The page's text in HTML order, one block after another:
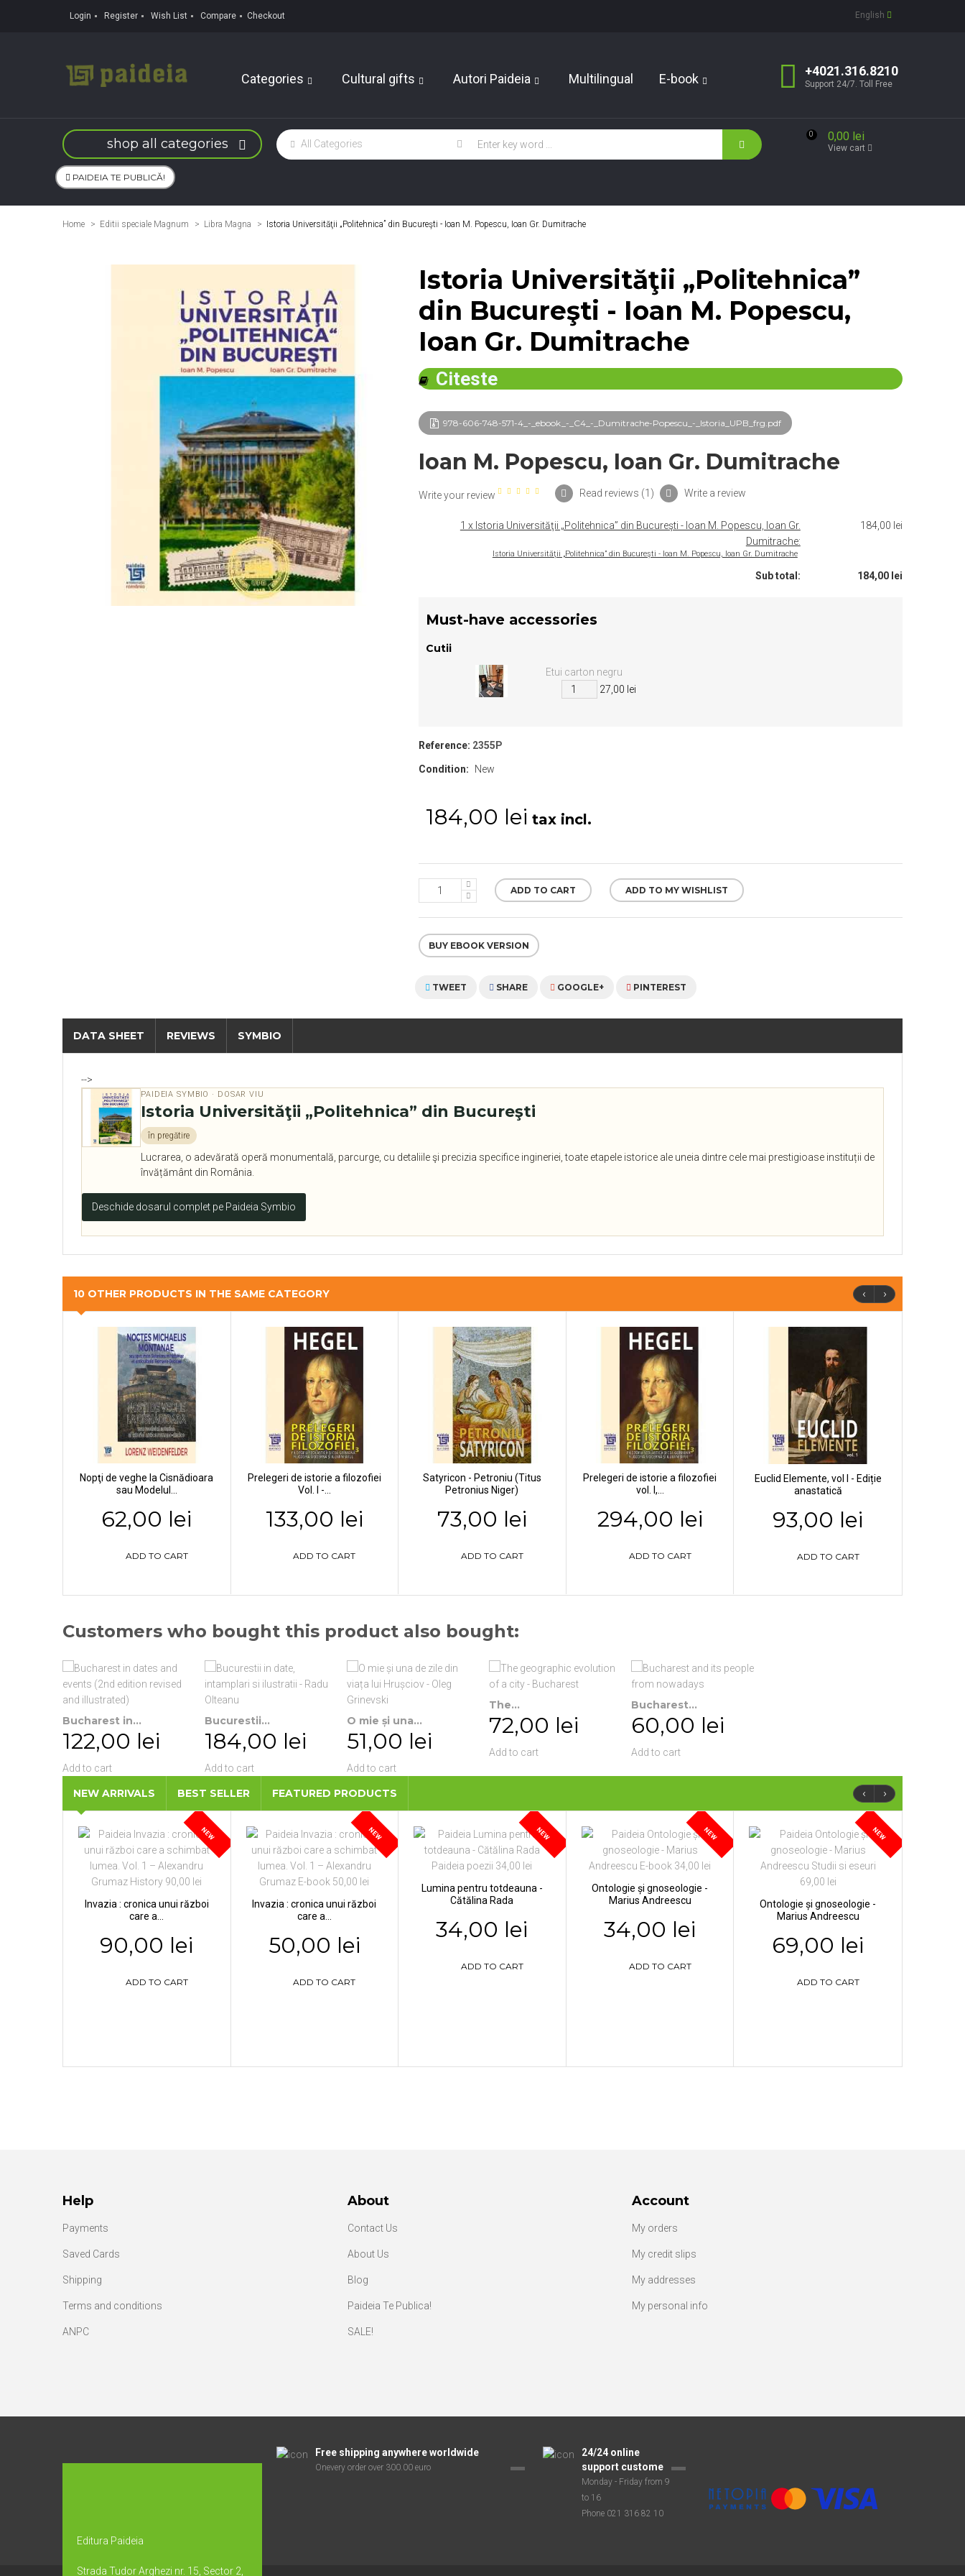
Login Register Wish List Compare Checkout English
Categories Cultural gifts Autori Paideia Multilingual E-book
+4021.316.8210
Support 24/7. Toll Free
shop all categories
0 0,00 lei
View cart
PAIDEIA TE PUBLICĂ!
Home Editii speciale Magnum > Libra Magna > Istoria Universităţii „Politehnica” din Bucureşti - Ioan M. Popescu, Ioan Gr. Dumitrache
View larger
Istoria Universităţii „Politehnica”
din Bucureşti - Ioan M. Popescu,
Ioan Gr. Dumitrache
Citeste
978-606-748-571-4_-_ebook_-_C4_-_Dumitrache-Popescu_-_Istoria_UPB_frg.pdf
Ioan M. Popescu, Ioan Gr. Dumitrache
Write your review Read reviews (1 ) Write a review
1 x Istoria Universităţii „Politehnica” din Bucureşti - Ioan M. Popescu, Ioan Gr.
Dumitrache:
Istoria Universităţii „Politehnica” din Bucureşti - Ioan M. Popescu, Ioan Gr. Dumitrache
184,00 lei
Sub total: 184,00 lei
Must-have accessories
Cutii
Etui carton negru
27,00 lei
Reference: 2355P
Condition: New
184,00 lei tax incl.
ADD TO CART ADD TO MY WISHLIST
BUY EBOOK VERSION
TWEET SHARE GOOGLE+ PINTEREST
DATA SHEET REVIEWS SYMBIO
-->
PAIDEIA SYMBIO · DOSAR VIU
Istoria Universităţii „Politehnica” din Bucureşti
în pregătire
Lucrarea, o adevărată operă monumentală, parcurge, cu detaliile şi precizia specifice ingineriei, toate etapele istorice ale uneia dintre cele mai prestigioase instituții de
învățământ din România.
Deschide dosarul complet pe Paideia Symbio
10 OTHER PRODUCTS IN THE SAME CATEGORY ‹ ›
Nopţi de veghe la Cisnădioara
sau Modelul...
62,00 lei
ADD TO CART
Prelegeri de istorie a filozofiei
Vol. I -...
133,00 lei
ADD TO CART
Satyricon - Petroniu (Titus
Petronius Niger)
73,00 lei
ADD TO CART
Prelegeri de istorie a filozofiei
vol. I,...
294,00 lei
ADD TO CART
Euclid Elemente, vol I - Ediție
anastatică
93,00 lei
ADD TO CART
Customers who bought this product also bought:
Bucharest in...
122,00 lei
Add to cart
Bucurestii...
184,00 lei
Add to cart
O mie și una...
51,00 lei
Add to cart
The...
72,00 lei
Add to cart
Bucharest...
60,00 lei
Add to cart
NEW ARRIVALS BEST SELLER FEATURED PRODUCTS ‹ ›
NEW
Invazia : cronica unui război
care a...
90,00 lei
ADD TO CART
NEW
Invazia : cronica unui război
care a...
50,00 lei
ADD TO CART
NEW
Lumina pentru totdeauna -
Cătălina Rada
34,00 lei
ADD TO CART
NEW
Ontologie și gnoseologie -
Marius Andreescu
34,00 lei
ADD TO CART
NEW
Ontologie și gnoseologie -
Marius Andreescu
69,00 lei
ADD TO CART
Help
Payments
Saved Cards
Shipping
Terms and conditions
ANPC
About
Contact Us
About Us
Blog
Paideia Te Publica!
SALE!
Account
My orders
My credit slips
My addresses
My personal info
Free shipping anywhere worldwide
Onevery order over 300.00 euro
24/24 online
support custome
Monday - Friday from 9
to 16
Phone 021 316 82 10
Editura Paideia
Strada Tudor Arghezi nr. 15, Sector 2,